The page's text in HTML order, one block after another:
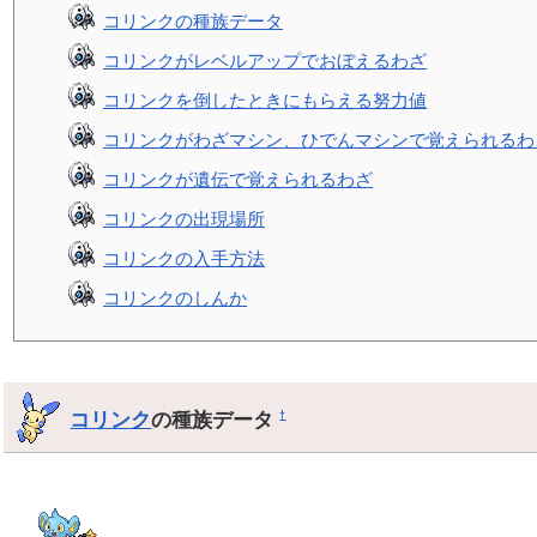
コリンクの種族データ
コリンクがレベルアップでおぼえるわざ
コリンクを倒したときにもらえる努力値
コリンクがわざマシン、ひでんマシンで覚えられる
コリンクが遺伝で覚えられるわざ
コリンクの出現場所
コリンクの入手方法
コリンクのしんか
コリンクの種族データ†